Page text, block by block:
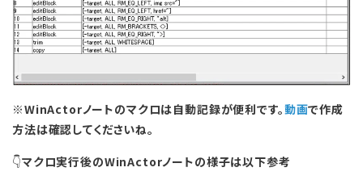
※WinActorノートのマクロは自動記録が便利です。動画で作成
方法は確認してくださいね。
👇マクロ実行後のWinActorノートの様子は以下参考